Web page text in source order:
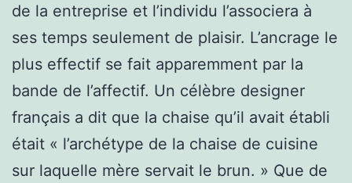
de la entreprise et l’individu l’associera à
ses temps seulement de plaisir. L’ancrage le
plus effectif se fait apparemment par la
bande de l’affectif. Un célèbre designer
français a dit que la chaise qu’il avait établi
était « l’archétype de la chaise de cuisine
sur laquelle mère servait le brun. » Que de